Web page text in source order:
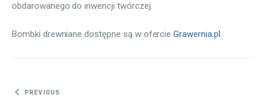
obdarowanego do inwencji twórczej.
Bombki drewniane dostępne są w ofercie Grawernia.pl.
Nawigacja wpisu
PREVIOUS